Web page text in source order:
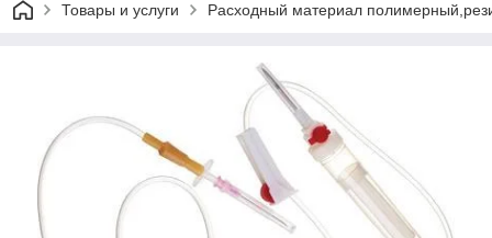
Товары и услуги Расходный материал